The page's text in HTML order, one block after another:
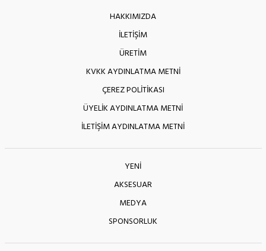
HAKKIMIZDA
İLETİŞİM
ÜRETİM
KVKK AYDINLATMA METNİ
ÇEREZ POLİTİKASI
ÜYELİK AYDINLATMA METNİ
İLETİŞİM AYDINLATMA METNİ
YENİ
AKSESUAR
MEDYA
SPONSORLUK